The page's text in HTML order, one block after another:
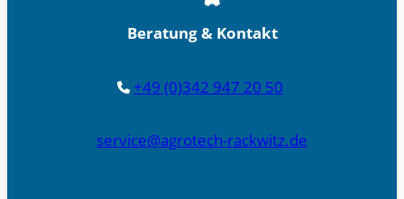
Beratung & Kontakt
+49 (0)342 947 20 50
service@agrotech-rackwitz.de